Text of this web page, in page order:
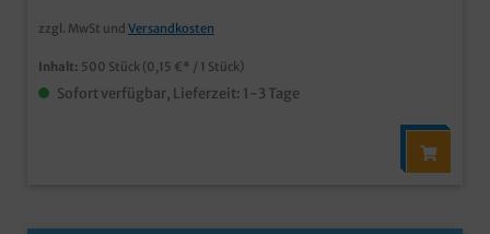
zzgl. MwSt und Versandkosten
Inhalt: 500 Stück (0,15 €* / 1 Stück)
Sofort verfügbar, Lieferzeit: 1-3 Tage